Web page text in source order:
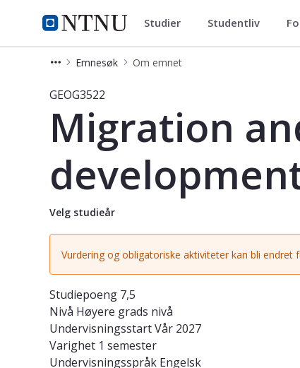
NTNU Hjemmeside
Studier Studier Studentliv
Emnesøk Om emnet
Emne - Migration and the
GEOG3522
Migration
Velg studieår
Vurdering og obligatoriske aktiviteter kan bli endret
Studiepoeng 7,5
Nivå Høyere grads nivå
UndervisningsstartVår 2027
Varighet 1 semester
Undervisningsspråk Engelsk